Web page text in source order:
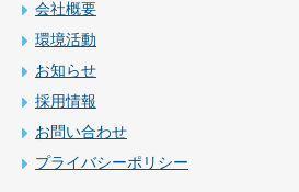
会社概要
環境活動
お知らせ
採用情報
お問い合わせ
プライバシーポリシー